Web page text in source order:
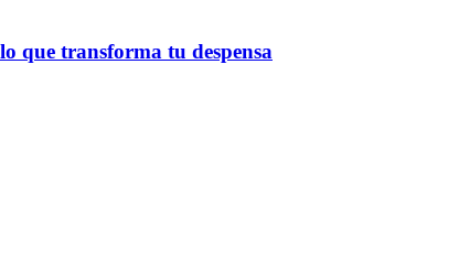
que transforma tu despensa